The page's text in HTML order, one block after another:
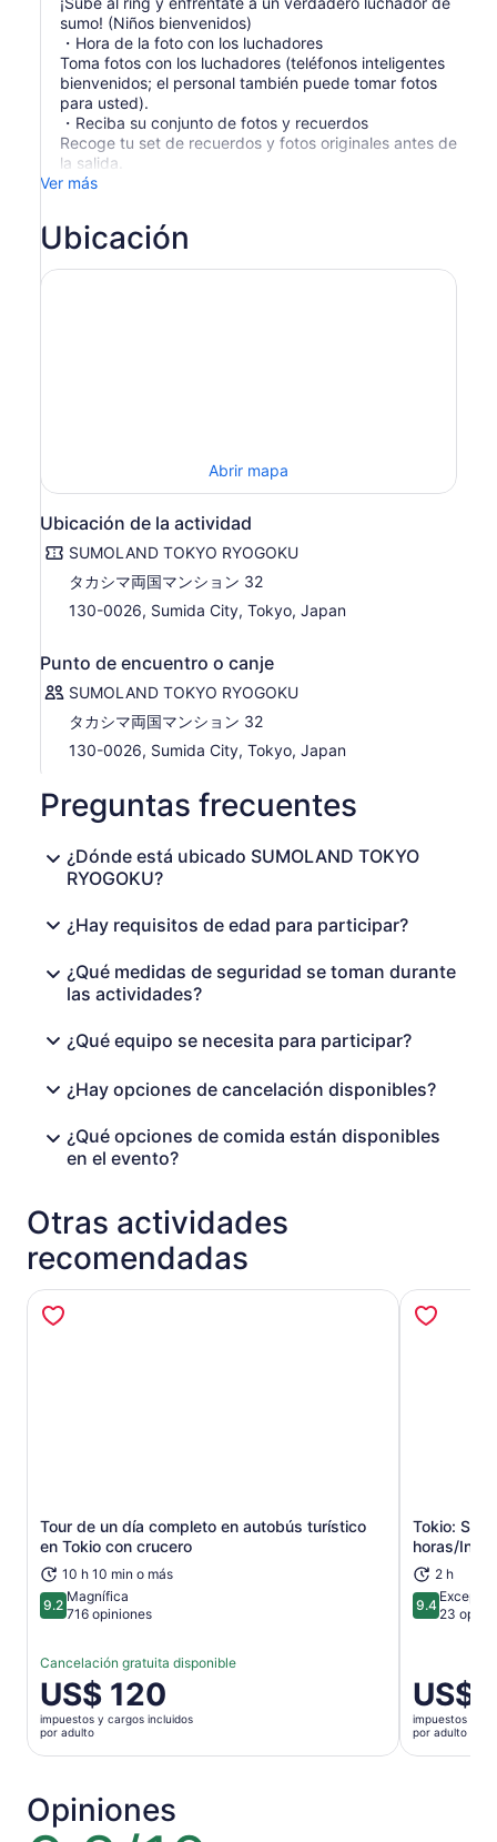
sumo! (Niños bienvenidos)
・Hora de la foto con los luchadores
Toma fotos con los luchadores (teléfonos inteligentes
bienvenidos; el personal también puede tomar fotos
para usted).
・Reciba su conjunto de fotos y recuerdos
Recoge tu set de recuerdos y fotos originales antes de
la salida.
Ver más
Ubicación
Abrir mapa
Ubicación de la actividad
SUMOLAND TOKYO RYOGOKU
タカシマ両国マンション 32
130-0026, Sumida City, Tokyo, Japan
Punto de encuentro o canje
SUMOLAND TOKYO RYOGOKU
タカシマ両国マンション 32
130-0026, Sumida City, Tokyo, Japan
Preguntas frecuentes
¿Dónde está ubicado SUMOLAND TOKYO
RYOGOKU?
¿Hay requisitos de edad para participar?
¿Qué medidas de seguridad se toman durante
las actividades?
¿Qué equipo se necesita para participar?
¿Hay opciones de cancelación disponibles?
¿Qué opciones de comida están disponibles
en el evento?
Otras actividades
recomendadas
Tour de un día completo en autobús turístico
en Tokio con crucero
10 h 10 min o más
9.29.2 de 10
Magnífica
716 opiniones
Cancelación gratuita disponible
El
precio
es
de
por
adulto
US$ 120
impuestos y cargos incluidos
por adulto
Se abrirá en una nueva pestaña
Tokio:
horas/
2 h
9.49.4 de 10
23
El
precio
es
de
US$
impuestos y
por adulto
Opiniones